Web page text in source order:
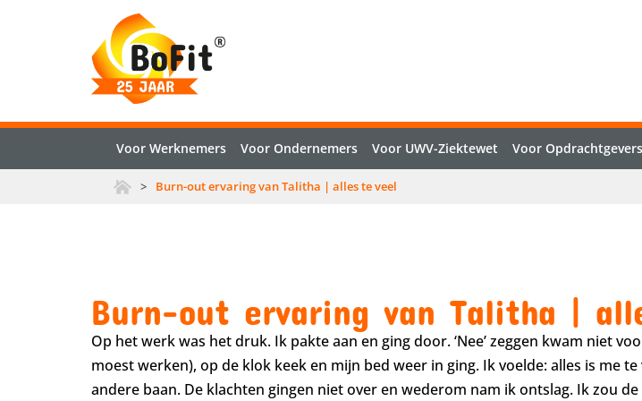
Voor Werknemers Voor Ondernemers Voor UWV-Ziektewet Voor Opdrachtgevers
> Burn-out ervaring van Talitha | alles te veel
Burn-out ervaring van Talitha |
Op het werk was het druk. Ik pakte aan en ging door. ‘Nee’ zeggen kwam niet
moest werken), op de klok keek en mijn bed weer in ging. Ik voelde: alles is me
andere baan. De klachten gingen niet over en wederom nam ik ontslag. Ik zou